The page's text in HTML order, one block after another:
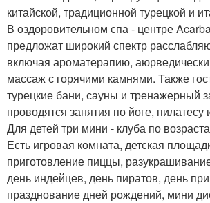
китайской, традиционной турецкой и
В оздоровительном спа - центре
предложат широкий спектр
включая ароматерапию,
массаж с горячими камнями. Также
турецкие бани, сауны и тренажерный
проводятся занятия по йоге, пилатесу
Для детей три мини - клуба по
Есть игровая комната, детская
приготовление пиццы,
день индейцев, день пиратов, день
празднование дней рождений, мини